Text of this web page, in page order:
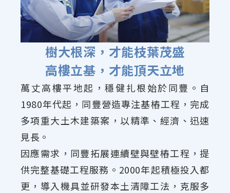
樹大根深，才能枝葉茂盛
高樓立基，才能頂天立地
萬丈高樓平地起，穩健扎根始於同豐。自
1980年代起，同豐營造專注基樁工程，完成
多項重大土木建築案，以精準、經濟、迅速
見長。
因應需求，同豐拓展連續壁與壁樁工程，提
供完整基礎工程服務。2000年起積極投入都
更，導入機具並研發本土清障工法，克服多